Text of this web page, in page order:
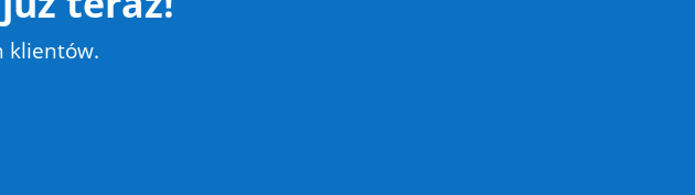
klientów.